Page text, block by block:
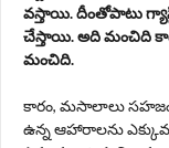
వస్తాయి. దీంతోపాటు
చేస్తాయి. అది మంచిది
మంచిది.
కారం, మసాలాలు
ఉన్న ఆహారాలను